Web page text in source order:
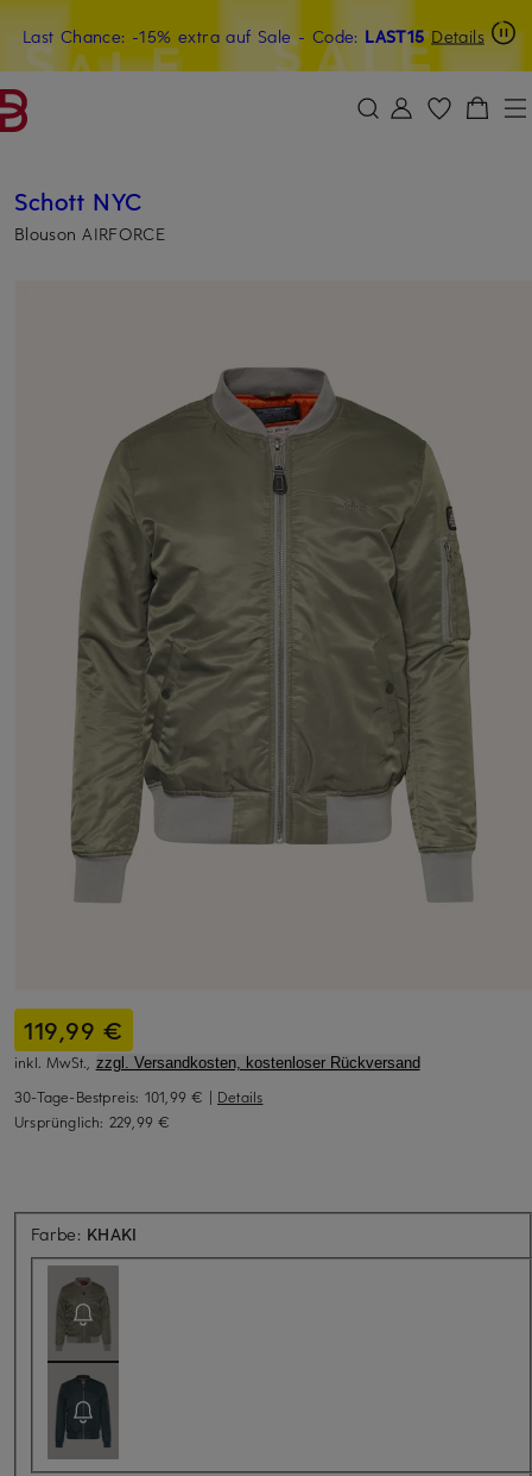
ZUM HAUPTINHALT ÜBERSPRINGEN ZUM SUCHFELD ÜBERSPRINGEN
Last Chance: -15% extra auf Sale- Code: LAST15 Details
15€-Willkommensgutschein mit Beyond sichern
Schott NYC
Blouson AIRFORCE
119,99 €
inkl. MwSt., zzgl. Versandkosten, kostenloser Rückversand
30-Tage-Bestpreis: 101,99 € | Details
Ursprünglich: 229,99 €
Farbe: KHAKI